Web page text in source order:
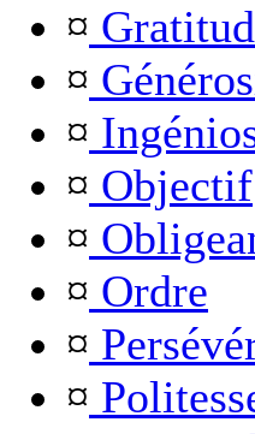
¤
¤
¤
¤ Objectif
¤
¤ Ordre
¤
¤